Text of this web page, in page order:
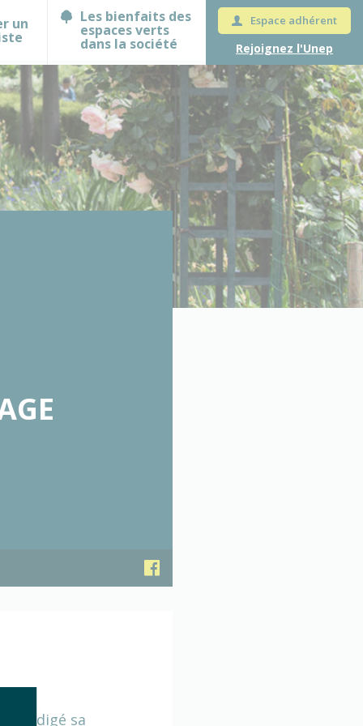
un Les bienfaits des
espaces verts
dans la société
Espace adhérent
Rejoignez l'Unep
rédigé sa